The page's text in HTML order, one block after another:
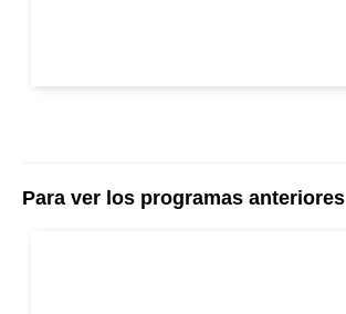
Para ver los programas anteriores